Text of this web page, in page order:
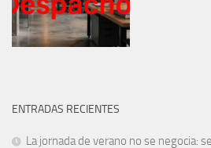
ENTRADAS RECIENTES
La jornada de verano no se negocia: